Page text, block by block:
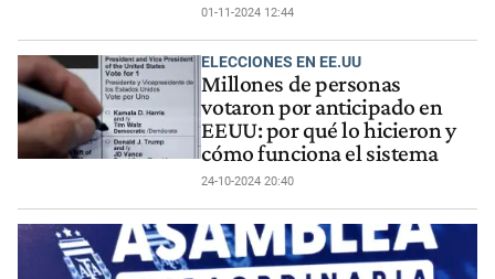
01-11-2024 12:44
ELECCIONES EN EE.UU
Millones de personas
votaron por anticipado en
EEUU: por qué lo hicieron y
cómo funciona el sistema
24-10-2024 20:40